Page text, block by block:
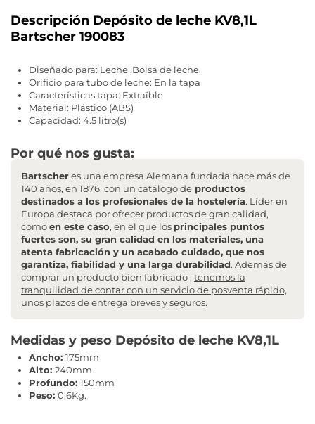
Descripción Depósito de leche KV8,1L
Bartscher 190083
Diseñado para: Leche ,Bolsa de leche
Orificio para tubo de leche: En la tapa
Características tapa: Extraíble
Material: Plástico (ABS)
Capacidad: 4.5 litro(s)
Por qué nos gusta:
Bartscheres una empresa Alemana fundada hace más de
140 años, en 1876, con un catálogo de productos
destinados a los profesionales de la hostelería. Líder en
Europa destaca por ofrecer productos de gran calidad,
comoen este caso, en el que los principales puntos
fuertes son, su gran calidad en los materiales, una
atenta fabricación y un acabado cuidado, que nos
garantiza, fiabilidad y una larga durabilidad. Además de
comprar un producto bien fabricado , tenemos la
tranquilidad de contar con un servicio de posventa rápido,
unos plazos de entrega breves y seguros.
Medidas y peso Depósito de leche KV8,1L
Ancho: 175mm
Alto: 240mm
Profundo: 150mm
Peso: 0,6Kg.